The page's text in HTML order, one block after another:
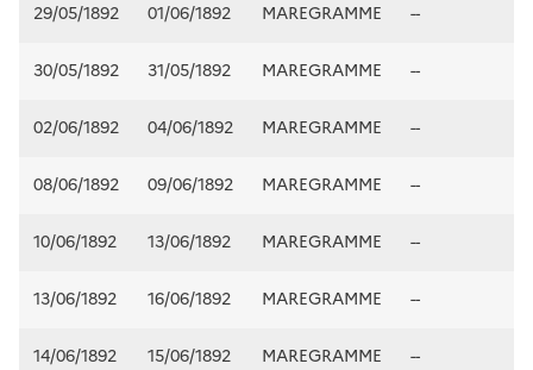
29/05/1892 01/06/1892 MAREGRAMME --
30/05/1892 31/05/1892 MAREGRAMME --
02/06/1892 04/06/1892 MAREGRAMME --
08/06/1892 09/06/1892 MAREGRAMME --
10/06/1892 13/06/1892 MAREGRAMME --
13/06/1892 16/06/1892 MAREGRAMME --
14/06/1892 15/06/1892 MAREGRAMME --